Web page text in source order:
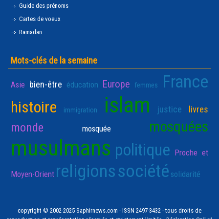
Guide des prénoms
Cartes de voeux
Ramadan
Mots-clés de la semaine
Asie bien-être éducation Europe femmes France
histoire immigration islam justice livres
monde mosquée mosquées
musulmans politique Proche et
Moyen-Orient religionssociété solidarité
copyright © 2002-2025 Saphirnews.com - ISSN 2497-3432 - tous droits de